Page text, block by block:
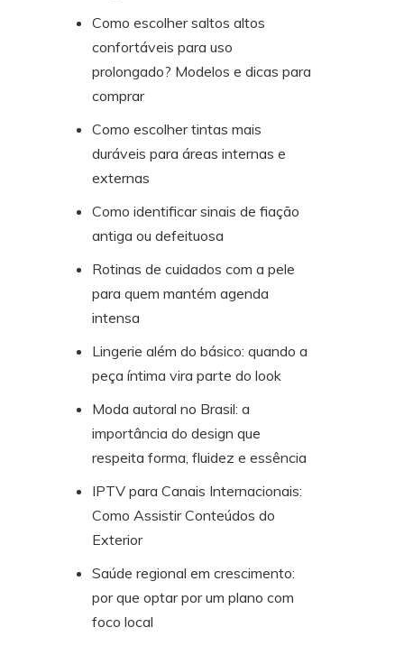
Como escolher saltos altos
confortáveis para uso
prolongado? Modelos e dicas para
comprar
Como escolher tintas mais
duráveis para áreas internas e
externas
Como identificar sinais de fiação
antiga ou defeituosa
Rotinas de cuidados com a pele
para quem mantém agenda
intensa
Lingerie além do básico: quando a
peça íntima vira parte do look
Moda autoral no Brasil: a
importância do design que
respeita forma, fluidez e essência
IPTV para Canais Internacionais:
Como Assistir Conteúdos do
Exterior
Saúde regional em crescimento:
por que optar por um plano com
foco local